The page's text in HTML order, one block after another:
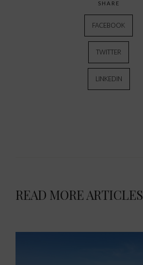
SHARE
FACEBOOK
TWITTER
LINKEDIN
READ MORE ARTICLES